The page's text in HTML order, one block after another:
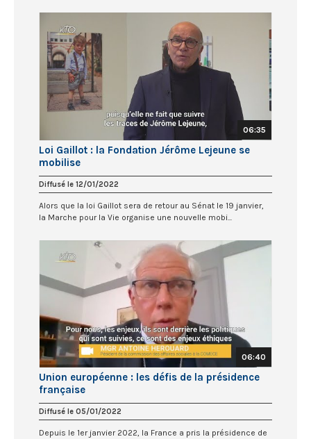
06:35
Loi Gaillot : la Fondation Jérôme Lejeune se
mobilise
Diffusé le 12/01/2022
Alors que la loi Gaillot sera de retour au Sénat le 19 janvier,
la Marche pour la Vie organise une nouvelle mobi...
06:40
Union européenne : les défis de la présidence
française
Diffusé le 05/01/2022
Depuis le 1er janvier 2022, la France a pris la présidence de